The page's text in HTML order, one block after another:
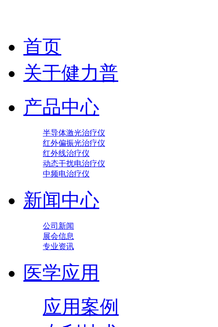
首页
关于健力普
产品中心
半导体激光治疗仪
红外偏振光治疗仪
红外线治疗仪
动态干扰电治疗仪
中频电治疗仪
新闻中心
公司新闻
展会信息
专业资讯
医学应用
应用案例